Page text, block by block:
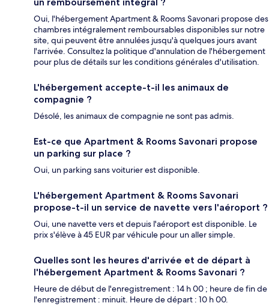
Oui, l'hébergement Apartment & Rooms Savonari propose des
chambres intégralement remboursables disponibles sur notre
site, qui peuvent être annulées jusqu'à quelques jours avant
l'arrivée. Consultez la politique d'annulation de l'hébergement
pour plus de détails sur les conditions générales d'utilisation.
L'hébergement accepte-t-il les animaux de
compagnie ?
Désolé, les animaux de compagnie ne sont pas admis.
Est-ce que Apartment & Rooms Savonari propose
un parking sur place ?
Oui, un parking sans voiturier est disponible.
L'hébergement Apartment & Rooms Savonari
propose-t-il un service de navette vers l'aéroport ?
Oui, une navette vers et depuis l'aéroport est disponible. Le
prix s'élève à 45 EUR par véhicule pour un aller simple.
Quelles sont les heures d'arrivée et de départ à
l'hébergement Apartment & Rooms Savonari ?
Heure de début de l'enregistrement : 14 h 00 ; heure de fin de
l'enregistrement : minuit. Heure de départ : 10 h 00.